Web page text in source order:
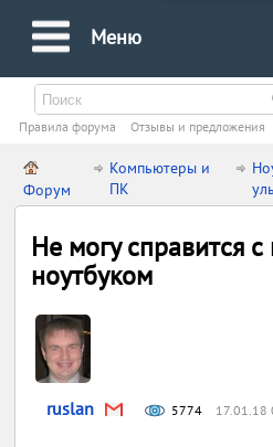
Меню
Правила форума Oтзывы и предложения
Форум
Компьютеры и
ПК
Не могу справится
ноутбуком
ruslan 5774 17.01.18